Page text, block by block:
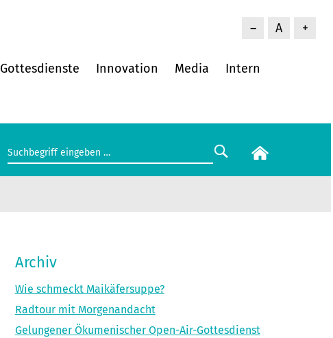
– A +
Gottesdienste Innovation Media Intern
Archiv
Wie schmeckt Maikäfersuppe?
Radtour mit Morgenandacht
Gelungener Ökumenischer Open-Air-Gottesdienst